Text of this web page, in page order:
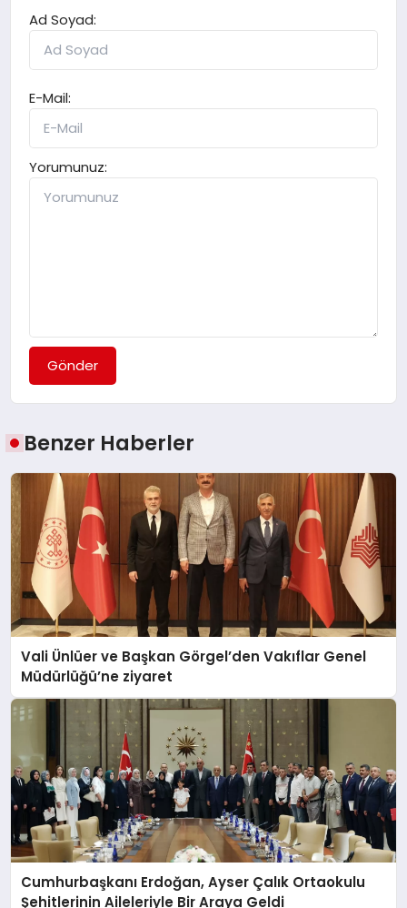
Ad Soyad:
E-Mail:
Yorumunuz:
Gönder
Benzer Haberler
Vali Ünlüer ve Başkan Görgel’den Vakıflar Genel
Müdürlüğü’ne ziyaret
Cumhurbaşkanı Erdoğan, Ayser Çalık Ortaokulu
Şehitlerinin Aileleriyle Bir Araya Geldi